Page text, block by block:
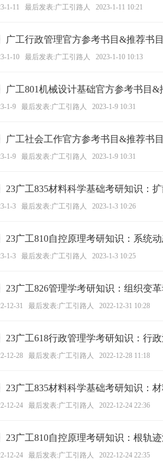
1-11 最后发表:广工引路人 2023-1-11 10:21
广工行政管理官方参考书目&推荐书
1-10 最后发表:广工引路人 2023-1-10 10:13
广工801机械设计基础官方参考书目
1-9 最后发表:广工引路人 2023-1-9 10:31
广工社会工作官方参考书目&推荐书
1-9 最后发表:广工引路人 2023-1-9 10:31
23广工835材料科学基础考研知识：
1-3 最后发表:广工引路人 2023-1-3 10:26
23广工810自控原理考研知识：系统
1-3 最后发表:广工引路人 2023-1-3 10:25
23广工826管理学考研知识：组织变
12-31 最后发表:广工引路人 2022-12-31 10:28
23广工618行政管理学考研知识：行
12-28 最后发表:广工引路人 2022-12-28 11:18
23广工835材料科学基础考研知识：
12-24 最后发表:广工引路人 2022-12-24 22:36
23广工810自控原理考研知识：根轨
12-24 最后发表:广工引路人 2022-12-24 22:35